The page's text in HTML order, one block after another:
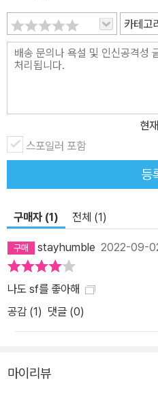
이며 얻은 유대감, 미래의 SF 작
구체적 실천들을 함께 말한다. 불
않고 글을 쓰며 환경을 만들어 온
해 한국 SF 작가들의 성실하고 단
카테고
현재
스포일러 포함
등
구매자 (1) 전체 (1)
stayhumble 2022-09-
나도 sf를 좋아해
공감 (1) 댓글 (0)
마이리뷰